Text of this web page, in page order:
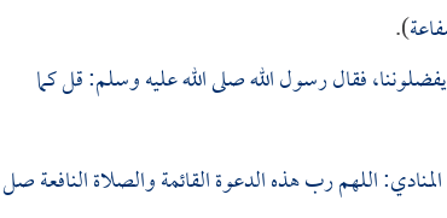
).
فقال رسول الله صلى الله عليه وسلم: قل كما
اللهم رب هذه الدعوة القائمة والصلاة النافعة صل